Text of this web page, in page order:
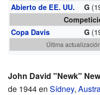
Abierto de EE. UU. G
Copa Davis
G
Última
John David "Newk"
de 1944 en Sídney,